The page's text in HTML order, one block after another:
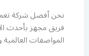
نحن أفضل شركة
فريق مجهز بأحدث
المواصفات